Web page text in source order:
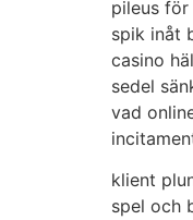
pileus
spik inåt
casino
sedel
vad
klient
spel och